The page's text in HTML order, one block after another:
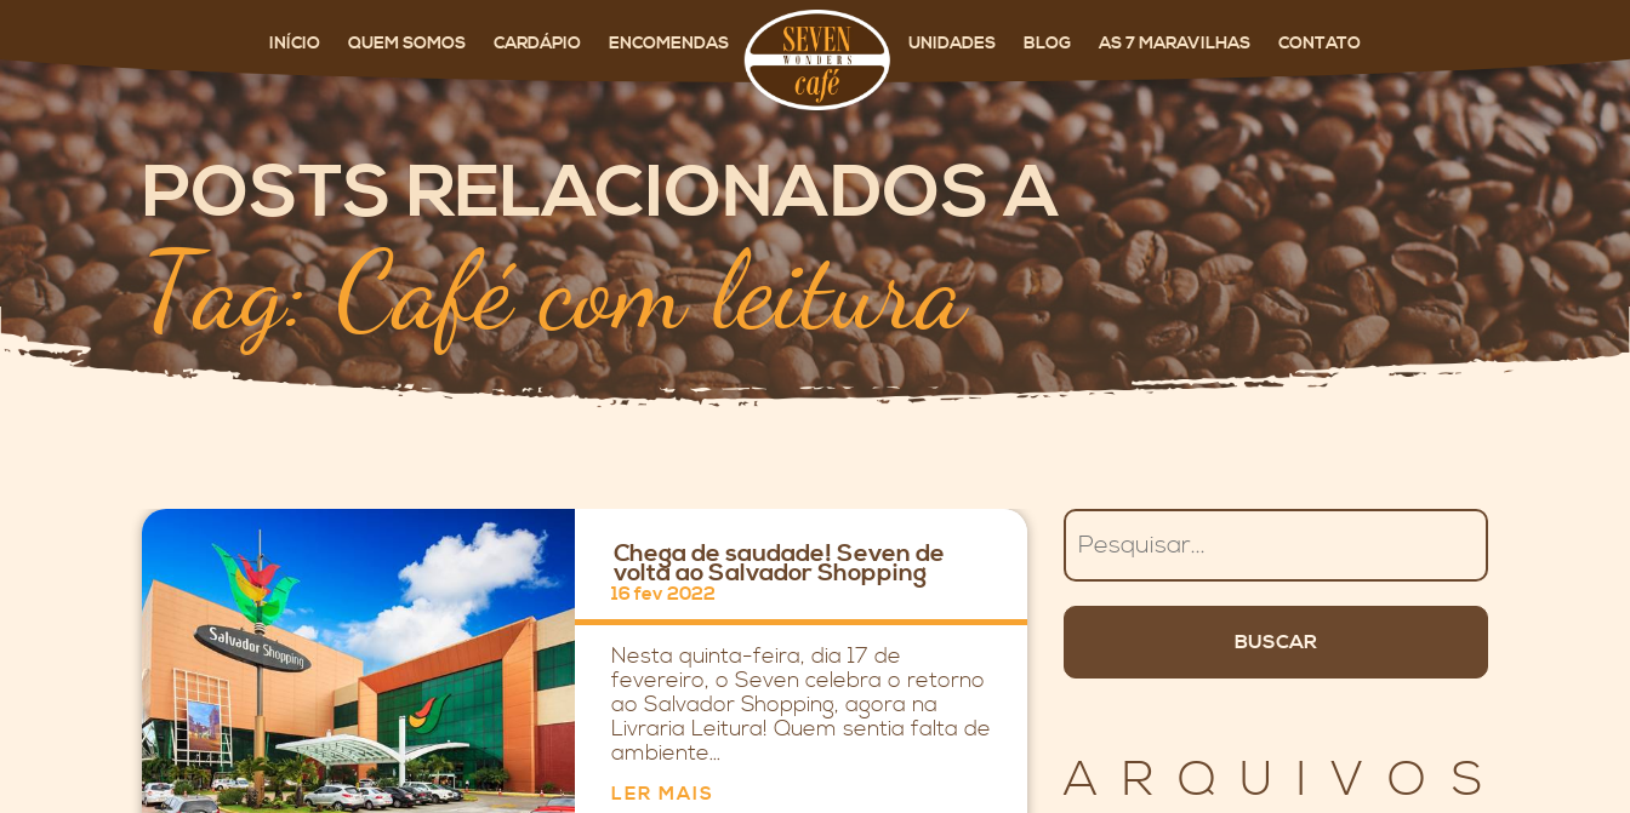
INÍCIO QUEM SOMOS CARDÁPIO ENCOMENDAS UNIDADES BLOG AS 7 MARAVILHAS CONTATO
POSTS RELACIONADOS A
Tag: Café com leitura
Chega de saudade! Seven de
volta ao Salvador Shopping
16 fev 2022
Nesta quinta-feira, dia 17 de
fevereiro, o Seven celebra o retorno
ao Salvador Shopping, agora na
Livraria Leitura! Quem sentia falta de
ambiente...
LER MAIS
Pesquisar
ARQUIVOS